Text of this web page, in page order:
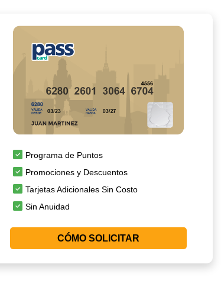
Programa de Puntos
Promociones y Descuentos
Tarjetas Adicionales Sin Costo
Sin Anuidad
CÓMO SOLICITAR